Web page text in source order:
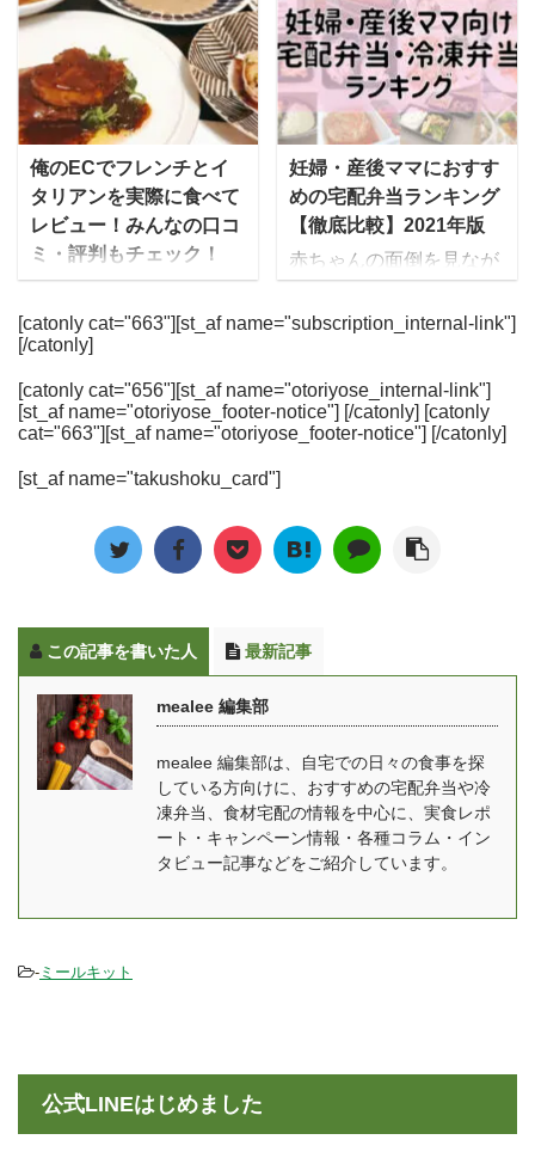
ており、栄養バランスも
バッチリです。 また、日
本の四季を大切にし、そ
の時に仕入れた旬の食材
を使って食事を作るた
め、同じメニューは二度
とないと言われていま
す。 ゆいこ家に居ながら
全国の旬の食材を味わえ
るの ...
食を私だけでなく祖母に
も頼んでみて感想を聞き
ました→ レビューはこち
ら ワタミの宅食は「まご
ころスタッフ」といわれ
るワタミの担当スタッフ
が、毎日直接手渡しでそ
の日の夕飯を届けてくれ
ます。 管理栄養士と料理
人が連携して、塩分 ...
へ スーパーマーケット成
城石井は、直輸入ワイ
ン、チーズ、自家製惣
菜、生鮮食品、輸入菓子
など、日本だけでなく海
外各地から取り寄せた、
選りすぐりの食品をそろ
えていることで有名で
す。 だいすけちょっとい
メージですね。 その成城
石井が、食品・お弁当ト
レー製造メーカー最大手
のエフピコ社と組んで販
売しているのが「レンジ
アップ惣菜」の「生から
殊な高性能プラスチック
容器の中に入ってい ...
安心感と味にこだわった
実力派の食事宅配サービ
スです。 流水解凍・湯せ
んなどで簡単に準備が出
来るので、高齢者の方や
忙しい主婦だけでなく、
一人暮らしで料理の手間
を省きたい人たちからも
や、おかずの評価、使い
ても答えていきます。
mealee編集部で実際にわ
んまいるを注文して食べ
します。 [toc] わんまいる
の特徴 まず最初にわんま
俺のECでフレンチとイ
タリアンを実際に食べて
レビュー！みんなの口コ
ミ・評判もチェック！
企業である俺の株式会社
が運営する「俺の」シリ
ンラインショップです。
俺のECでは、俺のシリ
ンチとイタリアン、ベー
り、俺のシリーズの全店
のシェフが総力を挙げて
す。 手間を掛けることな
く、自宅にいながらレス
トランの味を気軽に楽し
むことができるようにな
っており、贅沢でいて満
足感のある食事を提供し
てくれます。 俺のイタリ
アン・俺のフレンチと
は？ 2011年9月に東京銀
本店が1号店としてオ ...
妊婦・産後ママにおすす
めの宅配弁当ランキング
【徹底比較】2021年版
赤ちゃんの面倒を見なが
大変、という産後ママに
お弁当を届けてくれる
「宅配弁当・食事宅配サ
さん・子供の分もまとめ
て冷凍弁当にしてしまう
のは難しくても、冷凍弁
の体調に合わせた使い方
を選んでみて下さいね。
また妊娠中のママさんも
安心して食べることがで
...
[catonly cat="663"][st_af name="subscription_internal-link"]
[/catonly]
[catonly cat="656"][st_af name="otoriyose_internal-link"]
[st_af name="otoriyose_footer-notice"] [/catonly] [catonly
cat="663"][st_af name="otoriyose_footer-notice"] [/catonly]
[st_af name="takushoku_card"]
この記事を書いた人 最新記事
mealee 編集部
mealee 編集部は、自宅での日々の食事を探
している方向けに、おすすめの宅配弁当や冷
凍弁当、食材宅配の情報を中心に、実食レポ
ート・キャンペーン情報・各種コラム・イン
タビュー記事などをご紹介しています。
- ミールキット
公式LINEはじめました